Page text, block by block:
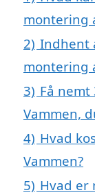
montering
2) Indhent
montering
3) Få
Vammen,
4) Hvad
Vammen?
5) Hvad er